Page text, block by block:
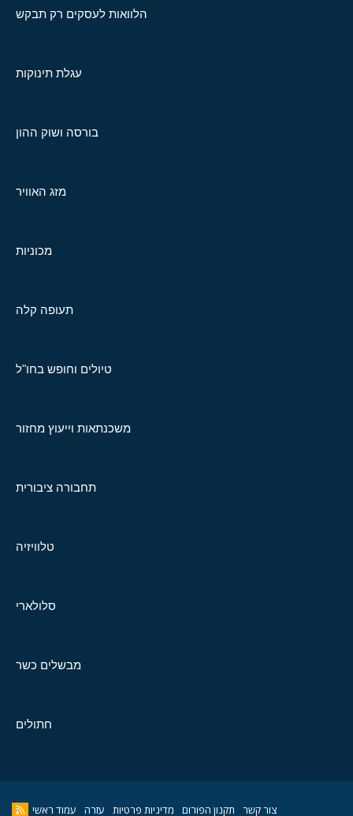
הלוואות לעסקים רק תבקש
עגלת תינוקות
בורסה ושוק ההון
מזג האוויר
מכוניות
תעופה קלה
טיולים וחופש בחו"ל
משכנתאות וייעוץ מחזור
תחבורה ציבורית
טלוויזיה
סלולארי
מבשלים כשר
חתולים
צור קשר תקנון הפורום מדיניות פרטיות עזרה עמוד ראשי